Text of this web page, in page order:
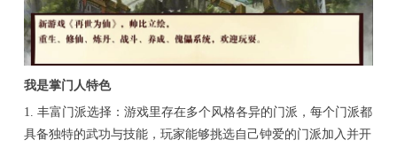
我是掌门人特色
1. 丰富门派选择：游戏里存在多个风格各异的门派，每个门派都
具备独特的武功与技能，玩家能够挑选自己钟爱的门派加入并开